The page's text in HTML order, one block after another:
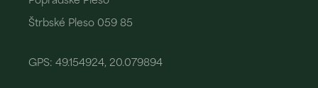
Štrbské Pleso 059 85
GPS: 49.154924, 20.079894